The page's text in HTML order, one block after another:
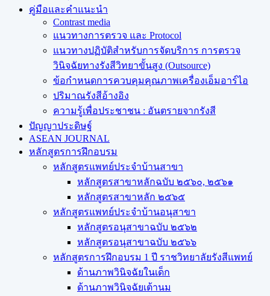
คู่มือและคำแนะนำ
Contrast media
แนวทางการตรวจ และ Protocol
แนวทางปฏิบัติสำหรับการจัดบริการ การตรวจ
วินิจฉัยทางรังสีวิทยาขั้นสูง (Outsource)
ข้อกำหนดการควบคุมคุณภาพเครื่องเอ็มอาร์ไอ
ปริมาณรังสีอ้างอิง
ความรู้เพื่อประชาชน : อันตรายจากรังสี
ปัญญาประดิษฐ์
ASEAN JOURNAL
หลักสูตรการฝึกอบรม
หลักสูตรแพทย์ประจำบ้านสาขา
หลักสูตรสาขาหลักฉบับ ๒๕๖๐, ๒๕๖๑
หลักสูตรสาขาหลัก ๒๕๖๕
หลักสูตรแพทย์ประจำบ้านอนุสาขา
หลักสูตรอนุสาขาฉบับ ๒๕๖๒
หลักสูตรอนุสาขาฉบับ ๒๕๖๖
หลักสูตรการฝึกอบรม 1 ปี ราชวิทยาลัยรังสีแพทย์
ด้านภาพวินิจฉัยในเด็ก
ด้านภาพวินิจฉัยเต้านม